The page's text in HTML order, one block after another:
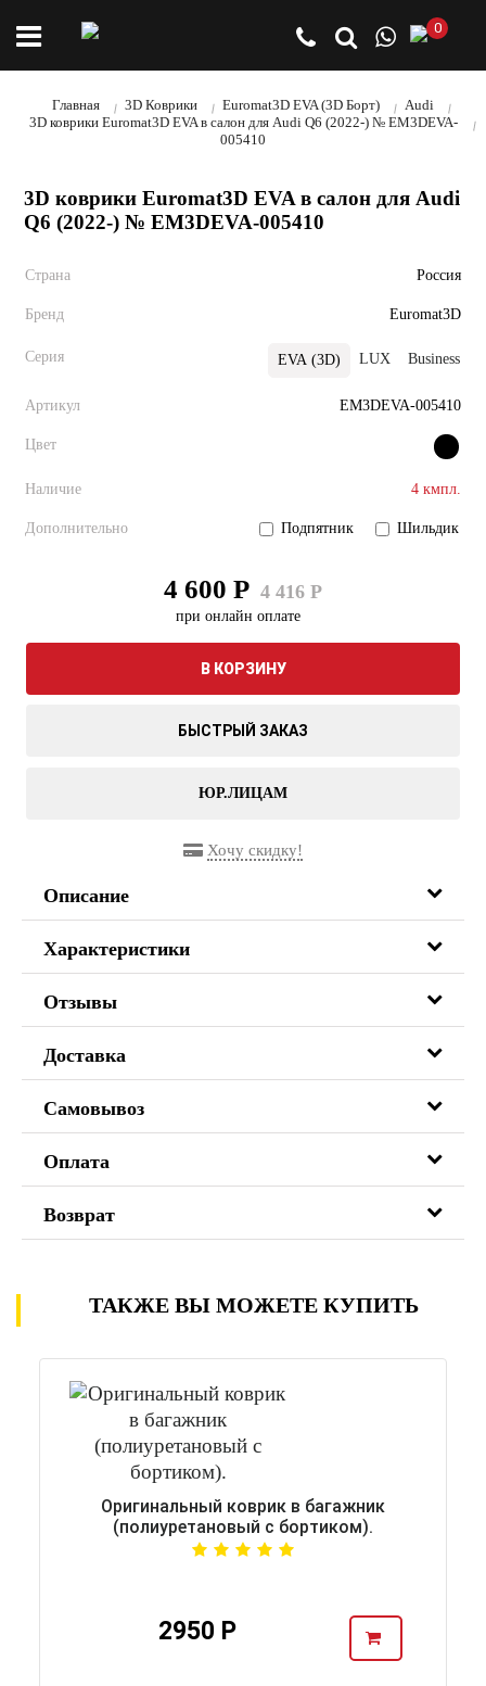
0
Главная 3D Коврики Euromat3D EVA (3D Борт)
Audi
3D коврики Euromat3D EVA в салон для Audi Q6 (2022-) № EM3DEVA-
005410
3D коврики Euromat3D EVA в салон для Audi
Q6 (2022-) № EM3DEVA-005410
Страна Россия
Бренд Euromat3D
Серия EVA (3D) LUX Business
Артикул EM3DEVA-005410
Цвет
Наличие 4 кмпл.
Дополнительно Подпятник Шильдик
4 600 Р 4 416 Р
при онлайн оплате
В КОРЗИНУ
БЫСТРЫЙ ЗАКАЗ
ЮР.ЛИЦАМ
Хочу скидку!
Описание
Характеристики
Отзывы
Доставка
Самовывоз
Оплата
Возврат
ТАКЖЕ ВЫ МОЖЕТЕ КУПИТЬ
Оригинальный коврик в багажник
(полиуретановый с бортиком).
2950 Р